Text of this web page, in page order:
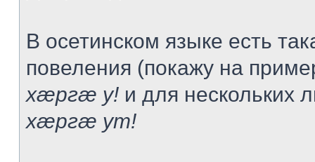
В осетинском языке есть
повеления (покажу на
хæргæ у! и для нескольких
хæргæ ут!